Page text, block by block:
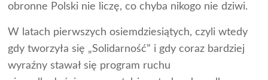
obronne Polski nie liczę, co chyba nikogo nie dziwi.
W latach pierwszych osiemdziesiątych, czyli wtedy
gdy tworzyła się „Solidarność” i gdy coraz bardziej
wyraźny stawał się program ruchu